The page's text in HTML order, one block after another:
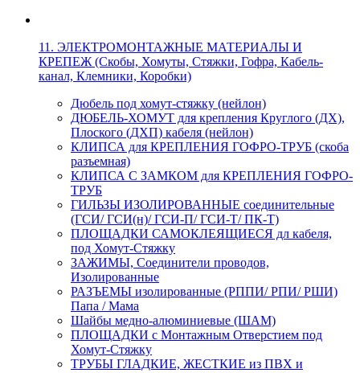
11. ЭЛЕКТРОМОНТАЖНЫЕ МАТЕРИАЛЫ И
КРЕПЕЖ (Скобы, Хомуты, Стяжки, Гофра, Кабель-
канал, Клемники, Коробки)
Дюбель под хомут-стяжку (нейлон)
ДЮБЕЛЬ-ХОМУТ для крепления Круглого (ДХ),
Плоского (ДХП) кабеля (нейлон)
КЛИПСА для КРЕПЛЕНИЯ ГОФРО-ТРУБ (скоба
разъемная)
КЛИПСА С ЗАМКОМ для КРЕПЛЕНИЯ ГОФРО-
ТРУБ
ГИЛЬЗЫ ИЗОЛИРОВАННЫЕ соединительные
(ГСИ/ ГСИ(н)/ ГСИ-П/ ГСИ-Т/ ПК-Т)
ПЛОЩАДКИ САМОКЛЕЯЩИЕСЯ дл кабеля,
под Хомут-Стяжку
ЗАЖИМЫ, Соединители проводов,
Изолированные
РАЗЪЕМЫ изолированные (РППИ/ РПИ/ РШИ)
Папа / Мама
Шайбы медно-алюминиевые (ШАМ)
ПЛОЩАДКИ с Монтажным Отверстием под
Хомут-Стяжку
ТРУБЫ ГЛАДКИЕ, ЖЕСТКИЕ из ПВХ и